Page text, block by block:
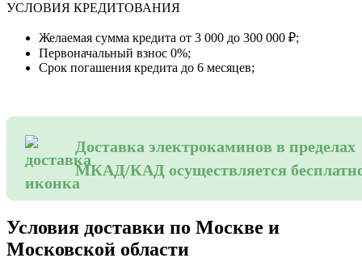
УСЛОВИЯ КРЕДИТОВАНИЯ
Желаемая сумма кредита от 3 000 до 300 000 ₽;
Первоначальный взнос 0%;
Срок погашения кредита до 6 месяцев;
Доставка электрокаминов в пределах
МКАД/КАД осуществляется
Условия доставки по Москве и
Московской области